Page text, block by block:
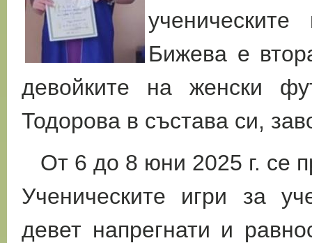
Бижева е
девойките на женски
Тодорова в състава си,
От 6 до 8 юни 2025 г. се
Ученическите игри за
девет напрегнати и